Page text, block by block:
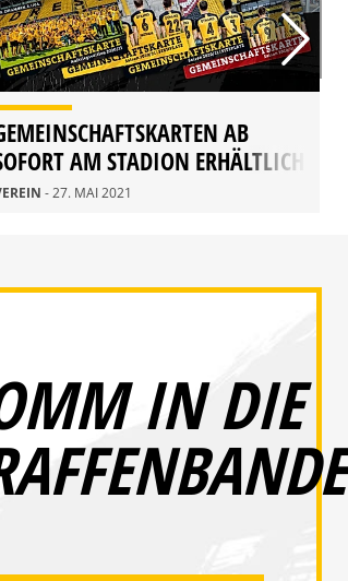
AB
AM STADION ERHÄLTLICH
- 27. MAI 2021
IN DIE